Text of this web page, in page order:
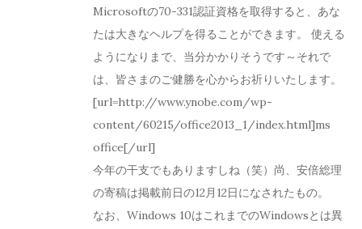
Microsoftの70-331認証資格を取得すると、あな
たは大きなヘルプを得ることができます。 使える
ようになりまで、当分かかりそうです～それで
は、皆さまのご健勝を心からお祈りいたします。
[url=http://www.ynobe.com/wp-
content/60215/office2013_1/index.html]ms
office[/url]
今年の干支でもありますしね（笑）尚、安倍総理
の寄稿は掲載前日の12月12日になされたもの。
なお、Windows 10はこれまでのWindowsとは異